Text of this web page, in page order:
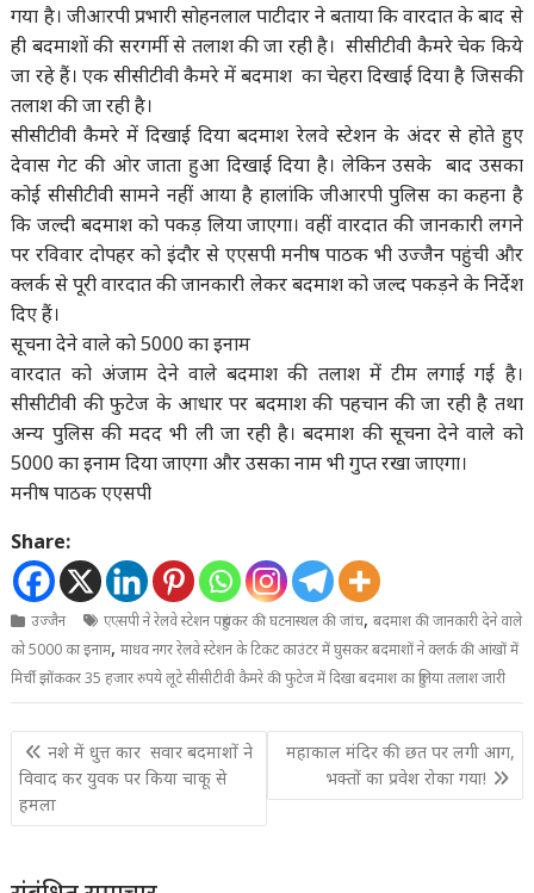
गया है। जीआरपी प्रभारी सोहनलाल पाटीदार ने बताया कि वारदात के बाद से
ही बदमाशों की सरगर्मी से तलाश की जा रही है। सीसीटीवी कैमरे चेक किये
जा रहे हैं। एक सीसीटीवी कैमरे में बदमाश का चेहरा दिखाई दिया है जिसकी
तलाश की जा रही है।
सीसीटीवी कैमरे में दिखाई दिया बदमाश रेलवे स्टेशन के अंदर से होते हुए
देवास गेट की ओर जाता हुआ दिखाई दिया है। लेकिन उसके बाद उसका
कोई सीसीटीवी सामने नहीं आया है हालांकि जीआरपी पुलिस का कहना है
कि जल्दी बदमाश को पकड़ लिया जाएगा। वहीं वारदात की जानकारी लगने
पर रविवार दोपहर को इंदौर से एएसपी मनीष पाठक भी उज्जैन पहुंची और
क्लर्क से पूरी वारदात की जानकारी लेकर बदमाश को जल्द पकड़ने के निर्देश
दिए हैं।
सूचना देने वाले को 5000 का इनाम
वारदात को अंजाम देने वाले बदमाश की तलाश में टीम लगाई गई है।
सीसीटीवी की फुटेज के आधार पर बदमाश की पहचान की जा रही है तथा
अन्य पुलिस की मदद भी ली जा रही है। बदमाश की सूचना देने वाले को
5000 का इनाम दिया जाएगा और उसका नाम भी गुप्त रखा जाएगा।
मनीष पाठक एएसपी
Share:
उज्जैन एएसपी ने रेलवे स्टेशन पहुंचकर की घटनास्थल की जांच,बदमाश की जानकारी देने वाले
को 5000 का इनाम,माधव नगर रेलवे स्टेशन के टिकट काउंटर में घुसकर बदमाशों ने क्लर्क की आंखों में
मिर्ची झोंककर 35 हजार रुपये लूटे सीसीटीवी कैमरे की फुटेज में दिखा बदमाश का हुलिया तलाश जारी
Post
navigation
नशे में धुत्त कार सवार बदमाशों ने
विवाद कर युवक पर किया चाकू से
हमला
महाकाल मंदिर की छत पर लगी आग,
भक्तों का प्रवेश रोका गया!